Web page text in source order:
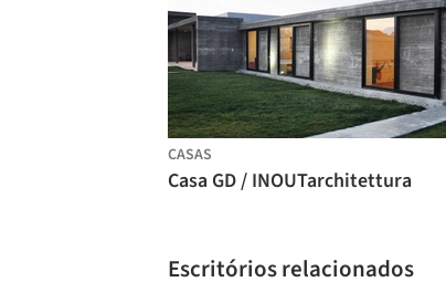
CASAS
Casa GD / INOUTarchitettura
Escritórios relacionados